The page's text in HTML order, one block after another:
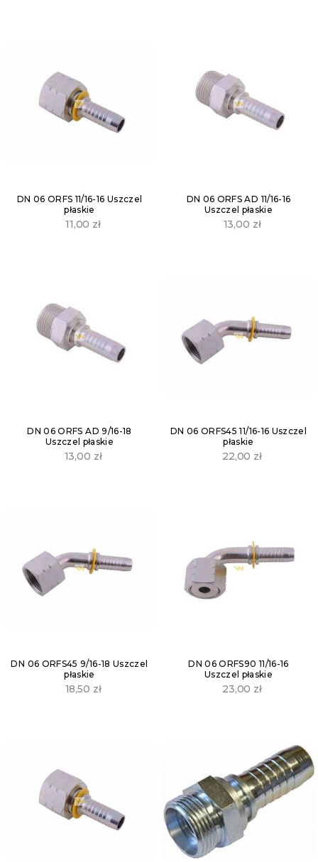
DN 06 ORFS 11/16-16 Uszczel
płaskie
11,00 zł
DN 06 ORFS AD 11/16-16
Uszczel płaskie
13,00 zł
DN 06 ORFS AD 9/16-18
Uszczel płaskie
13,00 zł
DN 06 ORFS45 11/16-16 Uszczel
płaskie
22,00 zł
DN 06 ORFS45 9/16-18 Uszczel
płaskie
18,50 zł
DN 06 ORFS90 11/16-16
Uszczel płaskie
23,00 zł